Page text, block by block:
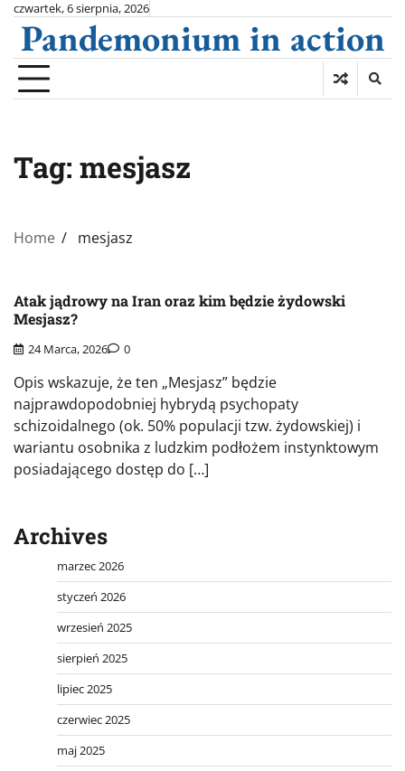
Skip
content
czwartek, 6 sierpnia, 2026
Pandemonium in action
Tag: mesjasz
Home mesjasz
Atak jądrowy na Iran oraz kim będzie żydowski
Mesjasz?
24 Marca, 2026 0
Opis wskazuje, że ten „Mesjasz” będzie
najprawdopodobniej hybrydą psychopaty
schizoidalnego (ok. 50% populacji tzw. żydowskiej) i
wariantu osobnika z ludzkim podłożem instynktowym
posiadającego dostęp do […]
Archives
marzec 2026
styczeń 2026
wrzesień 2025
sierpień 2025
lipiec 2025
czerwiec 2025
maj 2025